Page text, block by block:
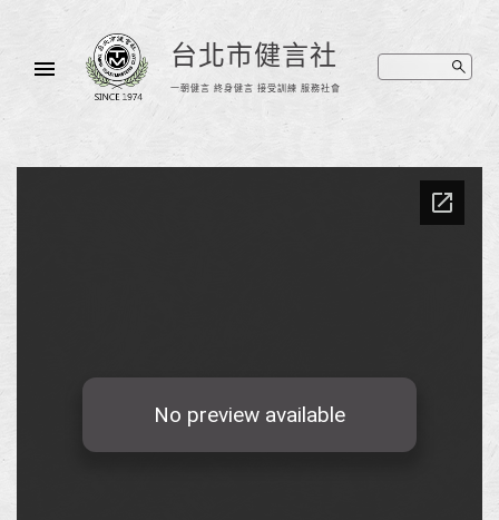
台北市健言社
一朝健言 終身健言 接受訓練 服務社會